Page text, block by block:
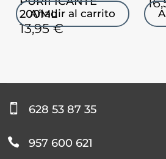
200ML
13,95€
Añadir al carrito
 628 53 87 35
 957 600 621